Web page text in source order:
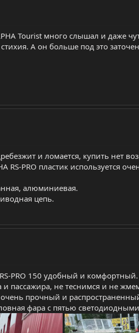
Tourist много слышал и даже
А он больше под это
и ломается, купить нет
RS-PRO пластик используется
алюминиевая.
цепь.
RS-PRO 150 удобный и
и пассажира, не теснимся и не
прочный и
фара с пятью